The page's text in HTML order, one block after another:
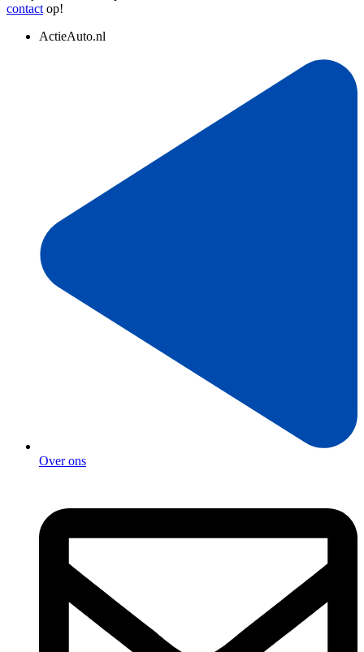
contact op!
ActieAuto.nl
Over ons